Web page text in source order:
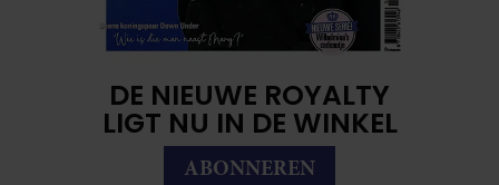
DE NIEUWE ROYALTY
LIGT NU IN DE WINKEL
ABONNEREN